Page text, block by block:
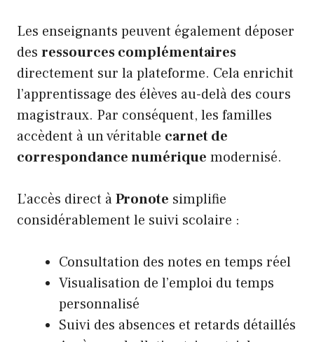
Les enseignants peuvent également déposer
des ressources complémentaires
directement sur la plateforme. Cela enrichit
l’apprentissage des élèves au-delà des cours
magistraux. Par conséquent, les familles
accèdent à un véritable carnet de
correspondance numérique modernisé.
L’accès direct àPronote simplifie
considérablement le suivi scolaire :
Consultation des notes en temps réel
Visualisation de l’emploi du temps
personnalisé
Suivi des absences et retards détaillés